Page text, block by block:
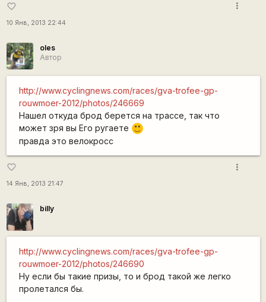
favorite_border
10 Янв, 2013 22:44
more_vert
oles
Автор
http://www.cyclingnews.com/races/gva-trofee-gp-
rouwmoer-2012/photos/246669
Нашел откуда брод берется на трассе, так что
может зря вы Его ругаете
:)
правда это велокросс
favorite_border
14 Янв, 2013 21:47
more_vert
billy
http://www.cyclingnews.com/races/gva-trofee-gp-
rouwmoer-2012/photos/246690
Ну если бы такие призы, то и брод такой же легко
пролетался бы.